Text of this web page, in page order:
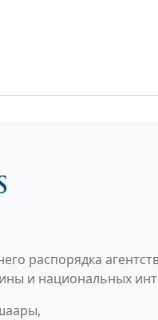
распорядка
и национальных